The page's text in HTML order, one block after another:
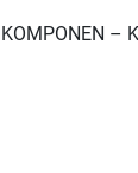
KOMPONEN –